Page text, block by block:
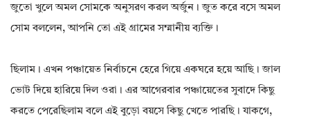
জুতো খুলে অমল সোমকে অনুসরণ করল অর্জুন। জুত করে বসে অমল
সোম বললেন, আপনি তো এই গ্রামের সম্মানীয় ব্যক্তি।
ছিলাম। এখন পঞ্চায়েত নির্বাচনে হেরে গিয়ে একঘরে হয়ে আছি। জাল
ভোট দিয়ে হারিয়ে দিল ওরা। এর আগেরবার পঞ্চায়েতের সুবাদে কিছু
করতে পেরেছিলাম বলে এই বুড়ো বয়সে কিছু খেতে পারছি। যাকগে,